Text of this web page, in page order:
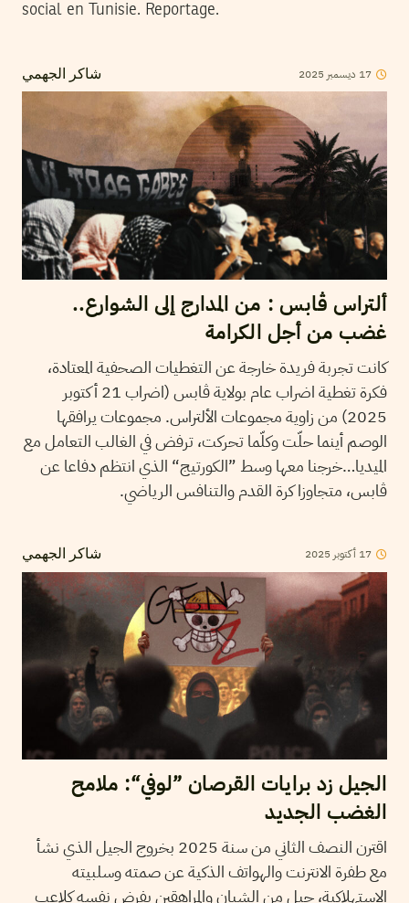
social en Tunisie. Reportage.
شاكر الجهمي 17 ديسمبر 2025
ألتراس ڨابس : من المدارج إلى الشوارع..
غضب من أجل الكرامة
كانت تجربة فريدة خارجة عن التغطيات الصحفية المعتادة،
فكرة تغطية اضراب عام بولاية ڨابس (اضراب 21 أكتوبر
2025) من زاوية مجموعات الألتراس. مجموعات يرافقها
الوصم أينما حلّت وكلّما تحركت، ترفض في الغالب التعامل مع
الميديا…خرجنا معها وسط ”الكورتيج“ الذي انتظم دفاعا عن
ڨابس، متجاوزا كرة القدم والتنافس الرياضي.
شاكر الجهمي 17 أكتوبر 2025
الجيل زد برايات القرصان ”لوفي“: ملامح
الغضب الجديد
اقترن النصف الثاني من سنة 2025 بخروج الجيل الذي نشأ
مع طفرة الانترنت والهواتف الذكية عن صمته وسلبيته
الاستهلاكية، جيل من الشبان والمراهقين يفرض نفسه كلاعب